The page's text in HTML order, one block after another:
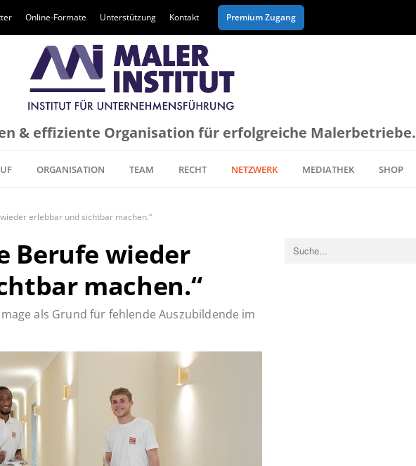
Online-Formate Unterstützung Kontakt Premium Zugang
& effiziente Organisation für erfolgreiche Malerbetriebe.
ORGANISATION TEAM RECHT NETZWERK MEDIATHEK SHOP
erlebbar und sichtbar machen.“
Berufe wieder
machen.“
als Grund für fehlende Auszubildende im